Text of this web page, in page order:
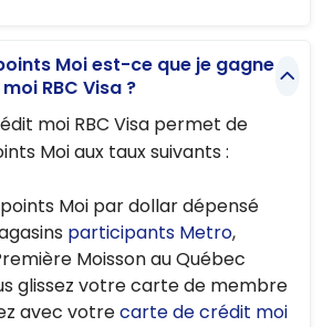
Moi est-ce que je gagne
RBC Visa ?
moi RBC Visa permet de
Moi aux taux suivants :
Moi par dollar dépensé
participants Metro,
Moisson au Québec
glissez votre carte de membre
avec votrecarte de crédit moi